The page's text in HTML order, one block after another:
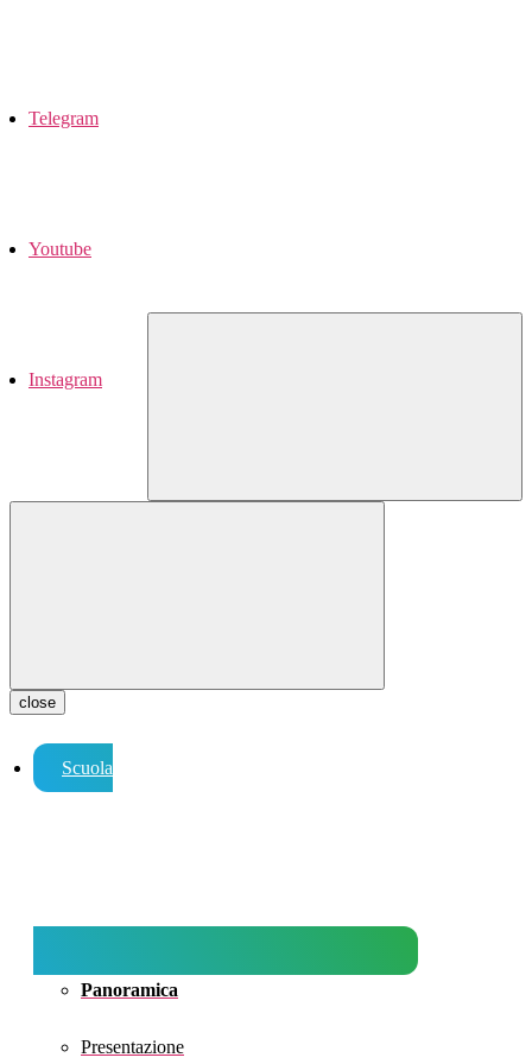
Telegram
Youtube
Instagram
close
Scuola
Panoramica
Presentazione